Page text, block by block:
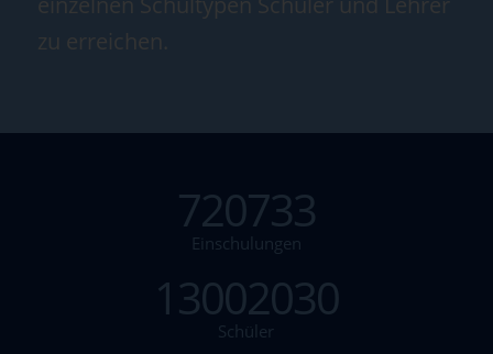
zu erreichen.
720733
Einschulungen
13002030
Schüler